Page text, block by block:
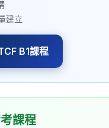
建立
B1課程
課程